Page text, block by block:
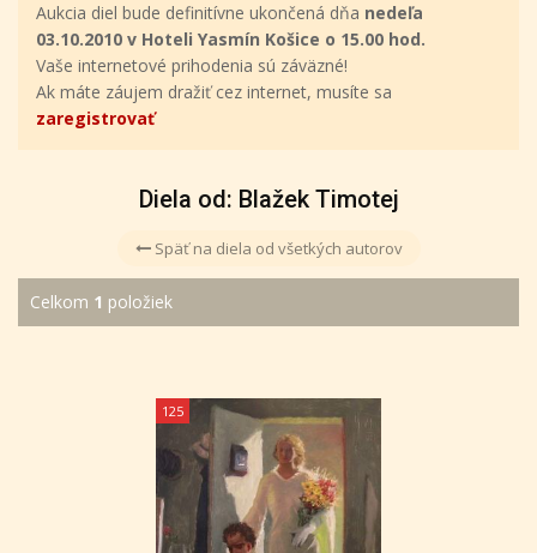
Aukcia diel bude definitívne ukončená dňa nedeľa
03.10.2010 v Hoteli Yasmín Košice o 15.00 hod.
Vaše internetové prihodenia sú záväzné!
Ak máte záujem dražiť cez internet, musíte sa
zaregistrovať
Diela od: Blažek Timotej
Späť na diela od všetkých autorov
Celkom 1 položiek
125